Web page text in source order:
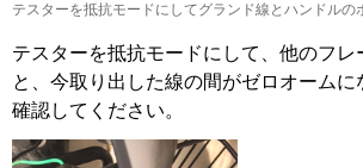
テスターを抵抗モードにしてグランド線とハンドルの
テスターを抵抗モードにして、他のフレ
と、今取り出した線の間がゼロオームに
確認してください。